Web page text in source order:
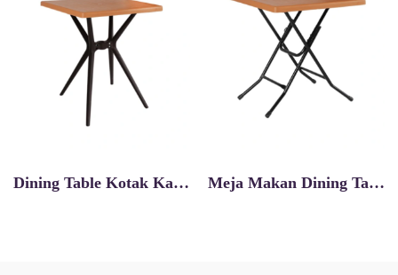
Dining Table Kotak Kaki Plastik ODTSQ Meja Makan Dining Table Odtsq